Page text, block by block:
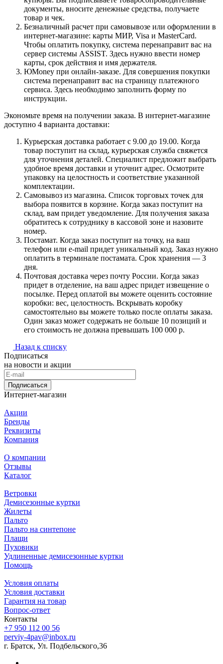
документы, вносите денежные средства, получаете
товар и чек.
Безналичный расчет при самовывозе или оформлении в
интернет-магазине: карты МИР, Visa и MasterCard.
Чтобы оплатить покупку, система перенаправит вас на
сервер системы ASSIST. Здесь нужно ввести номер
карты, срок действия и имя держателя.
ЮMoney при онлайн-заказе. Для совершения покупки
система перенаправит вас на страницу платежного
сервиса. Здесь необходимо заполнить форму по
инструкции.
Экономьте время на получении заказа. В интернет-магазине
доступно 4 варианта доставки:
Курьерская доставка работает с 9.00 до 19.00. Когда
товар поступит на склад, курьерская служба свяжется
для уточнения деталей. Специалист предложит выбрать
удобное время доставки и уточнит адрес. Осмотрите
упаковку на целостность и соответствие указанной
комплектации.
Самовывоз из магазина. Список торговых точек для
выбора появится в корзине. Когда заказ поступит на
склад, вам придет уведомление. Для получения заказа
обратитесь к сотруднику в кассовой зоне и назовите
номер.
Постамат. Когда заказ поступит на точку, на ваш
телефон или e-mail придет уникальный код. Заказ нужно
оплатить в терминале постамата. Срок хранения — 3
дня.
Почтовая доставка через почту России. Когда заказ
придет в отделение, на ваш адрес придет извещение о
посылке. Перед оплатой вы можете оценить состояние
коробки: вес, целостность. Вскрывать коробку
самостоятельно вы можете только после оплаты заказа.
Один заказ может содержать не больше 10 позиций и
его стоимость не должна превышать 100 000 р.
Назад к списку
Подписаться
на новости и акции
Подписаться
Интернет-магазин
Акции
Бренды
Реквизиты
Компания
О компании
Отзывы
Каталог
Ветровки
Демисезонные куртки
Жилеты
Пальто
Пальто на синтепоне
Плащи
Пуховики
Удлиненные демисезонные куртки
Помощь
Условия оплаты
Условия доставки
Гарантия на товар
Вопрос-ответ
Контакты
+7 950 112 00 56
perviy-4pav@inbox.ru
г. Братск, Ул. Подбельского,36